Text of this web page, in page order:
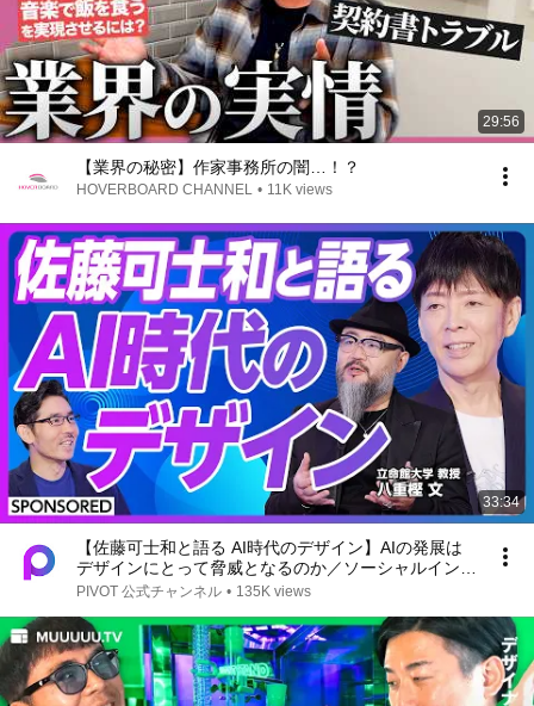
29:56
【業界の秘密】作家事務所の闇…！？
HOVERBOARD CHANNEL • 11K views
33:34
【佐藤可士和と語る AI時代のデザイン】AIの発展は
デザインにとって脅威となるのか／ソーシャルインパ
クトを生むデザインの共通項／デザイナーは意味の設
PIVOT 公式チャンネル • 135K views